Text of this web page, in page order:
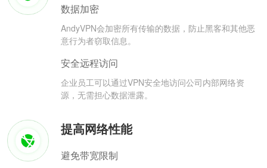
数据加密
AndyVPN会加密所有传输的数据，防止黑客和其他恶
意行为者窃取信息。
安全远程访问
企业员工可以通过VPN安全地访问公司内部网络资
源，无需担心数据泄露。
提高网络性能
避免带宽限制